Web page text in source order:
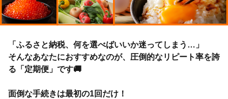
「ふるさと納税、何を選べばいいか迷ってしまう…」
そんなあなたにおすすめなのが、圧倒的なリピート率を誇
る「定期便」です🚚
面倒な手続きは最初の1回だけ！